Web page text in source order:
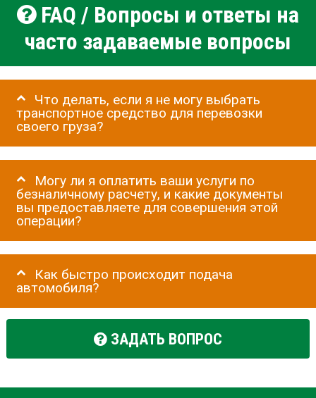
FAQ / Вопросы и ответы на
часто задаваемые вопросы
Что делать, если я не могу выбрать
транспортное средство для перевозки
своего груза?
Могу ли я оплатить ваши услуги по
безналичному расчету, и какие документы
вы предоставляете для совершения этой
операции?
Как быстро происходит подача
автомобиля?
ЗАДАТЬ ВОПРОС